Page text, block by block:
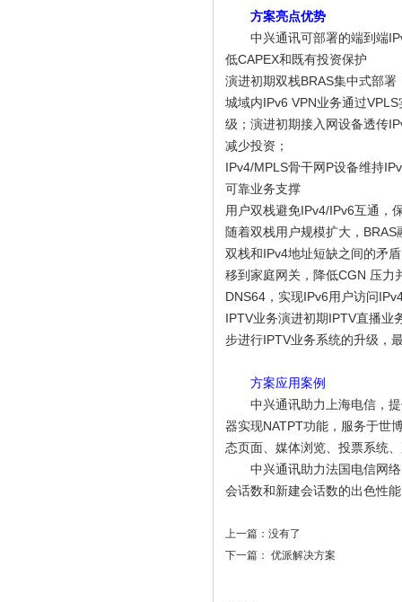
方案亮点优势
中兴通讯可部署的端到端
低CAPEX和既有投资保护
演进初期双栈BRAS集中式部
城域内IPv6 VPN业务通过
级；演进初期接入网设备透传
减少投资；
IPv4/MPLS骨干网P设备维持
可靠业务支撑
用户双栈避免IPv4/IPv6互通，
随着双栈用户规模扩大，
双栈和IPv4地址短缺之间的矛
移到家庭网关，降低CGN 压力
DNS64，实现IPv6用户访问
IPTV业务演进初期IPTV直播业
步进行IPTV业务系统的升级，
方案应用案例
中兴通讯助力上海电信，提
器实现NATPT功能，服务于世
态页面、媒体浏览、投票系统
中兴通讯助力法国电信网络
会话数和新建会话数的出色性
上一篇：没有了
下一篇： 优派解决方案